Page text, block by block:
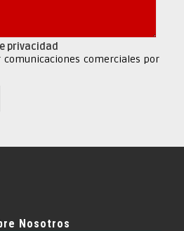
privacidad
comerciales por
Nosotros